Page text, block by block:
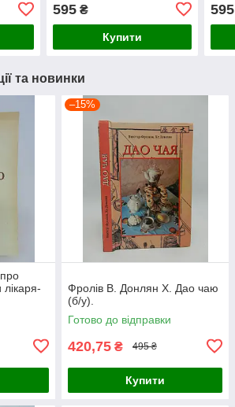
595₴
Купити
595
та новинки
–15%
Фролів В. Донлян Х. Дао чаю
(б/у).
Готово до відправки
420,75 ₴ 495 ₴
Купити